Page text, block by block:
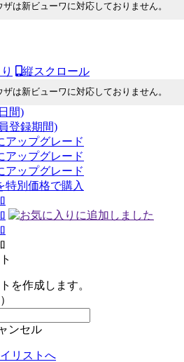
は新ビューワに対応しておりません。
縦スクロール
は新ビューワに対応しておりません。
間)
登録期間)
を作成します。
ンセル
リストへ